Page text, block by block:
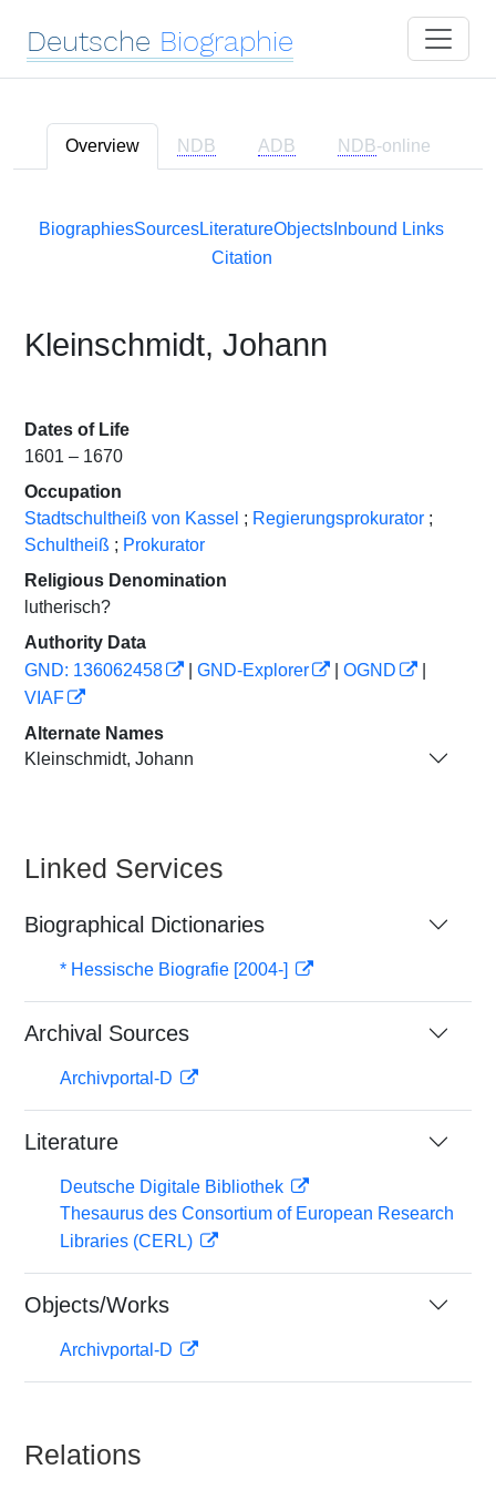
Deutsche Biographie
Overview NDB ADB NDB-online
BiographiesSourcesLiteratureObjects Inbound Links
Citation
Kleinschmidt, Johann
Dates of Life
1601 – 1670
Occupation
Stadtschultheiß von Kassel ; Regierungsprokurator ;
Schultheiß ; Prokurator
Religious Denomination
lutherisch?
Authority Data
GND: 136062458
GND-Explorer OGND
VIAF
Alternate Names
Kleinschmidt, Johann
Linked Services
Biographical Dictionaries
* Hessische Biografie [2004-]
Archival Sources
Archivportal-D
Literature
Deutsche Digitale Bibliothek
Thesaurus des Consortium of European Research
Libraries (CERL)
Objects/Works
Archivportal-D
Relations